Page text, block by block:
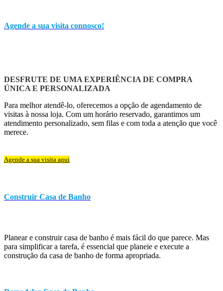
Agende a sua visita connosco!
DESFRUTE DE UMA EXPERIÊNCIA DE COMPRA
ÚNICA E PERSONALIZADA
Para melhor atendê-lo, oferecemos a opção de agendamento de
visitas à nossa loja. Com um horário reservado, garantimos um
atendimento personalizado, sem filas e com toda a atenção que você
merece.
Agende a sua visita aqui
Construir Casa de Banho
Planear e construir casa de banho é mais fácil do que parece. Mas
para simplificar a tarefa, é essencial que planeie e execute a
construção da casa de banho de forma apropriada.